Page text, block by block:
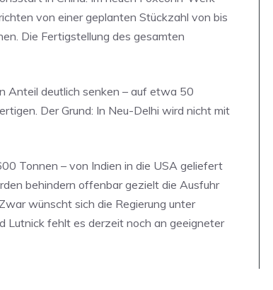
von einer geplanten Stückzahl von bis
Die Fertigstellung des gesamten
Anteil deutlich senken – auf etwa 50
Der Grund: In Neu-Delhi wird nicht mit
Tonnen – von Indien in die USA geliefert
behindern offenbar gezielt die Ausfuhr
wünscht sich die Regierung unter
Lutnick fehlt es derzeit noch an geeigneter